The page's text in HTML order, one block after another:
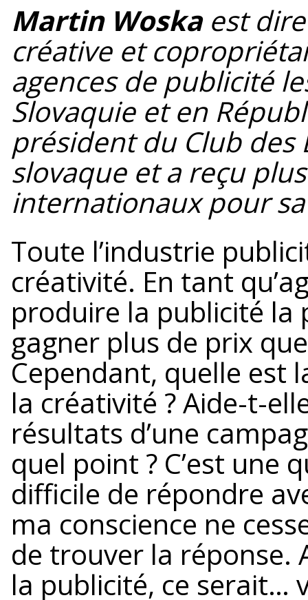
Martin Woskaest
créative et
agences de publicité
Slovaquie et en
président du Club
slovaque et a reçu
internationaux pour
Toute l’industrie
créativité. En tant
produire la publicité la
gagner plus de prix
Cependant, quelle est
la créativité ? Aide-t-
résultats d’une
quel point ? C’est une
difficile de répondre
ma conscience ne
de trouver la réponse.
la publicité, ce serait…